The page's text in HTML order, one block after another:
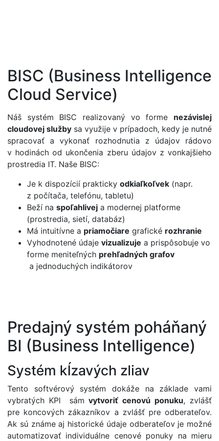
BISC (Business Intelligence
Cloud Service)
Náš systém BISC realizovaný vo forme nezávislej
cloudovej služby sa využije v prípadoch, kedy je nutné
spracovať a vykonať rozhodnutia z údajov rádovo
v hodinách od ukončenia zberu údajov z vonkajšieho
prostredia IT. Naše BISC:
Je k dispozícií prakticky odkiaľkoľvek (napr.
z počítača, telefónu, tabletu)
Beží na spoľahlivej a modernej platforme
(prostredia, sietí, databáz)
Má intuitívne a priamočiare grafické rozhranie
Vyhodnotené údaje vizualizuje a prispôsobuje vo
forme meniteľných prehľadných grafov
a jednoduchých indikátorov
Predajný systém poháňaný
BI (Business Intelligence)
Systém kĺzavých zliav
Tento softvérový systém dokáže na základe vami
vybratých KPI sámvytvoriť cenovú ponuku, zvlášť
pre koncových zákazníkov a zvlášť pre odberateľov.
Ak sú známe aj historické údaje odberateľov je možné
automatizovať individuálne cenové ponuky na mieru